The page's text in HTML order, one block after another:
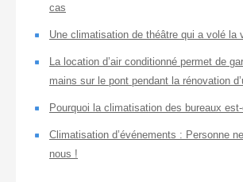
cas
Une climatisation de théâtre qui a volé la
La location d’air conditionné permet de
mains sur le pont pendant la rénovation
Pourquoi la climatisation des bureaux
Climatisation d’événements : Personne
nous !